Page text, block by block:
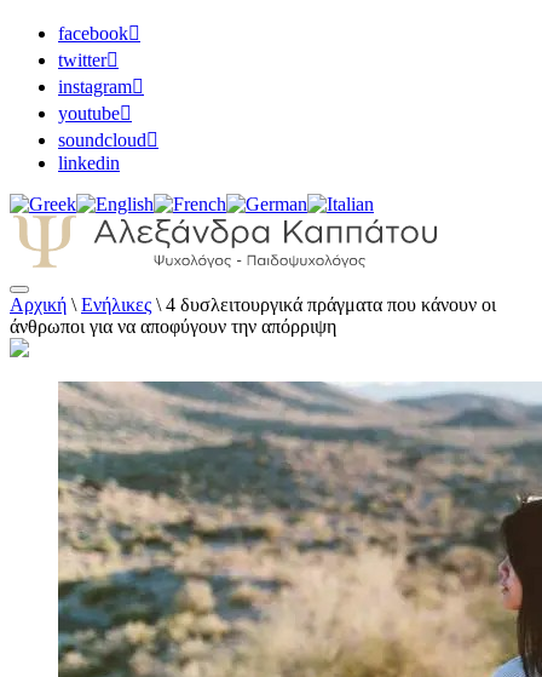
facebook
twitter
instagram
youtube
soundcloud
linkedin
Αλεξάνδρα Καππάτου Ψυχολόγος –
Παιδοψυχολόγος
Αρχική \ Ενήλικες \ 4 δυσλειτουργικά πράγματα που κάνουν οι
άνθρωποι για να αποφύγουν την απόρριψη